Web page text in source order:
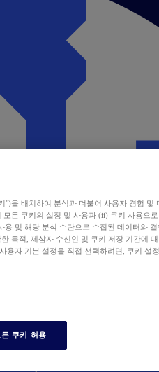
")을 배치하여 분석과 더불어 사용자 경험 및
모든 쿠키의 설정 및 사용과 (ii) 쿠키 사용으로
및 해당 분석 수단으로 수집된 데이터와 결
목적, 제삼자 수신인 및 쿠키 저장 기간에
용자 기본 설정을 직접 선택하려면, 쿠키 설
든 쿠키 허용